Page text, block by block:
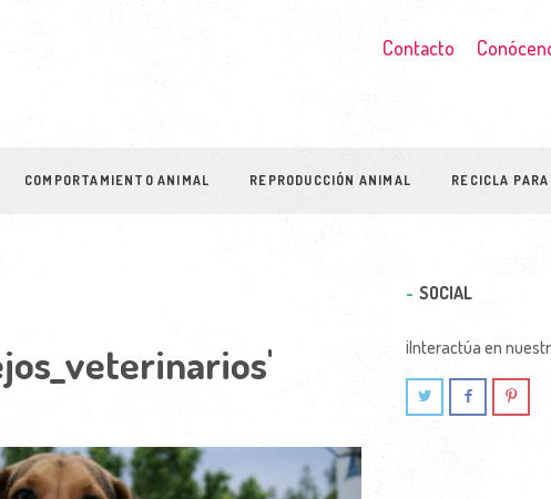
Contacto
COMPORTAMIENTO ANIMAL REPRODUCCIÓN ANIMAL RECICLA
SOCIAL
¡Interactúa en